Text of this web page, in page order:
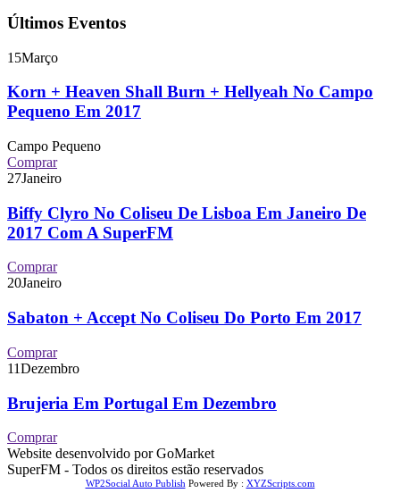
Últimos Eventos
15Março
Korn + Heaven Shall Burn + Hellyeah No Campo
Pequeno Em 2017
Campo Pequeno
Comprar
27Janeiro
Biffy Clyro No Coliseu De Lisboa Em Janeiro De
2017 Com A SuperFM
Comprar
20Janeiro
Sabaton + Accept No Coliseu Do Porto Em 2017
Comprar
11Dezembro
Brujeria Em Portugal Em Dezembro
Comprar
Website desenvolvido por GoMarket
SuperFM - Todos os direitos estão reservados
WP2Social Auto Publish Powered By : XYZScripts.com